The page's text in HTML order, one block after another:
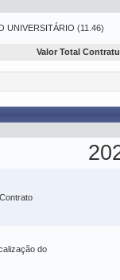
UNIVERSITÁRIO (11.46)
Valor Total
do